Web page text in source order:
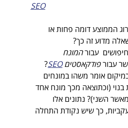
SEO
הממוצע דומה פחות או
מדוע זה כך?
עבור המונח
עבור פודקאסטים SEO
?
אומר משהו במונחים
(וכתוצאה מכך מונח אחד
השני)? נתונים אלו
עקביות, כך שיש נקודת התחלה